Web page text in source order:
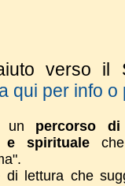
verso il
qui per info
un percorso
e spirituale
lettura che